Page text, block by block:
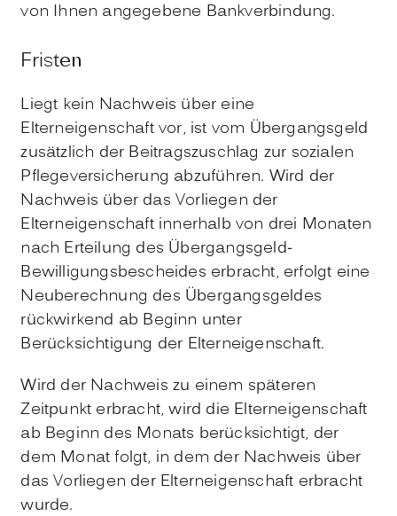
von Ihnen angegebene Bankverbindung.
Fristen
Liegt kein Nachweis über eine
Elterneigenschaft vor, ist vom Übergangsgeld
zusätzlich der Beitragszuschlag zur sozialen
Pflegeversicherung abzuführen. Wird der
Nachweis über das Vorliegen der
Elterneigenschaft innerhalb von drei Monaten
nach Erteilung des Übergangsgeld-
Bewilligungsbescheides erbracht, erfolgt eine
Neuberechnung des Übergangsgeldes
rückwirkend ab Beginn unter
Berücksichtigung der Elterneigenschaft.
Wird der Nachweis zu einem späteren
Zeitpunkt erbracht, wird die Elterneigenschaft
ab Beginn des Monats berücksichtigt, der
dem Monat folgt, in dem der Nachweis über
das Vorliegen der Elterneigenschaft erbracht
wurde.